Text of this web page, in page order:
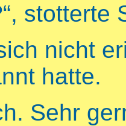
stotterte
nicht
hatte.
Sehr